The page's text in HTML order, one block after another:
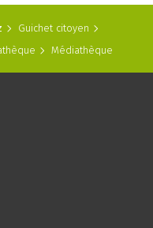
Guichet citoyen
Médiathèque